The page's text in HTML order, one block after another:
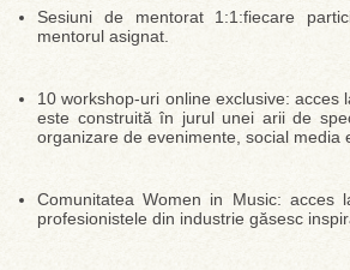
Sesiuni de mentorat 1:1:fiecare
mentorul asignat.
10 workshop-uri online exclusive:
este construită în jurul unei arii de
organizare de evenimente, social media
Comunitatea Women in Music:
profesionistele din industrie găsesc